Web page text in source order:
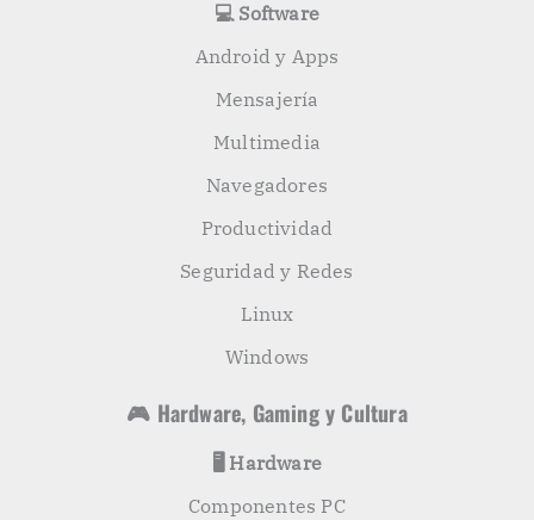
💻 Software
Android y Apps
Mensajería
Multimedia
Navegadores
Productividad
Seguridad y Redes
Linux
Windows
🎮 Hardware, Gaming y Cultura
🖥️ Hardware
Componentes PC